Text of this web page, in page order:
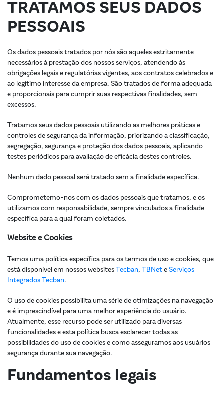
TRATAMOS SEUS DADOS
PESSOAIS
Os dados pessoais tratados por nós são aqueles estritamente
necessários à prestação dos nossos serviços, atendendo às
obrigações legais e regulatórias vigentes, aos contratos celebrados e
ao legítimo interesse da empresa. São tratados de forma adequada
e proporcionais para cumprir suas respectivas finalidades, sem
excessos.
Tratamos seus dados pessoais utilizando as melhores práticas e
controles de segurança da informação, priorizando a classificação,
segregação, segurança e proteção dos dados pessoais, aplicando
testes periódicos para avaliação de eficácia destes controles.
Nenhum dado pessoal será tratado sem a finalidade específica.
Comprometemo-nos com os dados pessoais que tratamos, e os
utilizamos com responsabilidade, sempre vinculados a finalidade
específica para a qual foram coletados.
Website e Cookies
Temos uma política específica para os termos de uso e cookies, que
está disponível em nossos websites Tecban, TBNet e Serviços
Integrados Tecban.
O uso de cookies possibilita uma série de otimizações na navegação
e é imprescindível para uma melhor experiência do usuário.
Atualmente, esse recurso pode ser utilizado para diversas
funcionalidades e esta política busca esclarecer todas as
possibilidades do uso de cookies e como asseguramos aos usuários
segurança durante sua navegação.
Fundamentos legais